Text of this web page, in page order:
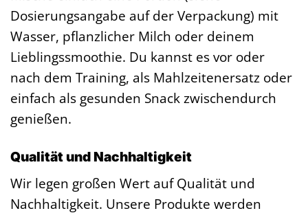
Dosierungsangabe auf der Verpackung) mit
Wasser, pflanzlicher Milch oder deinem
Lieblingssmoothie. Du kannst es vor oder
nach dem Training, als Mahlzeitenersatz oder
einfach als gesunden Snack zwischendurch
genießen.
Qualität und Nachhaltigkeit
Wir legen großen Wert auf Qualität und
Nachhaltigkeit. Unsere Produkte werden